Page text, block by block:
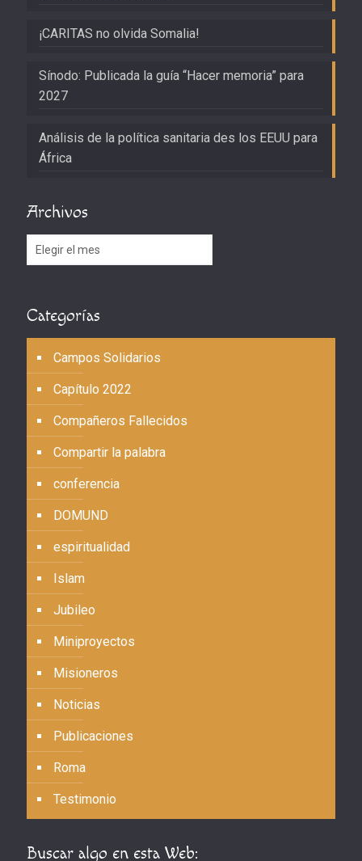
¡CARITAS no olvida Somalia!
Sínodo: Publicada la guía “Hacer memoria” para
2027
Análisis de la política sanitaria des los EEUU para
África
Archivos
Archivos
Categorías
Campos Solidarios
Capítulo 2022
Compañeros Fallecidos
Compartir la palabra
conferencia
DOMUND
espiritualidad
Islam
Jubileo
Miniproyectos
Misioneros
Noticias
Publicaciones
Roma
Testimonio
Buscar algo en esta Web: